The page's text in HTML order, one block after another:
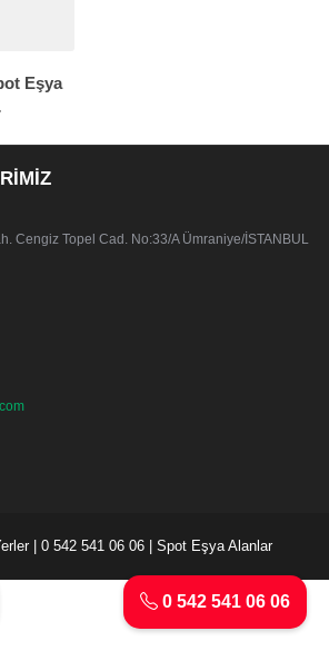
Eşya
Cengiz Topel Cad. No:33/A Ümraniye/İSTANBUL
| 0 542 541 06 06 | Spot Eşya Alanlar
0 542 541 06 06